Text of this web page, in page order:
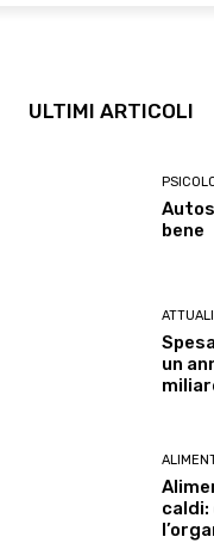
ULTIMI ARTICOLI
bene
un
caldi: